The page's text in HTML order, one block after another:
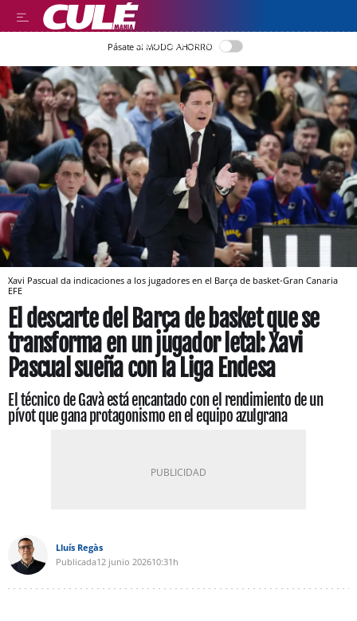
LLEGIR EN CATALÀ
Pásate al MODO AHORRO
Xavi Pascual da indicaciones a los jugadores en el Barça de basket-Gran Canaria
EFE
El descarte del Barça de basket que se
transforma en un jugador letal: Xavi
Pascual sueña con la Liga Endesa
El técnico de Gavà está encantado con el rendimiento de un
pívot que gana protagonismo en el equipo azulgrana
Lluís Regàs
Publicada12 junio 202610:31h